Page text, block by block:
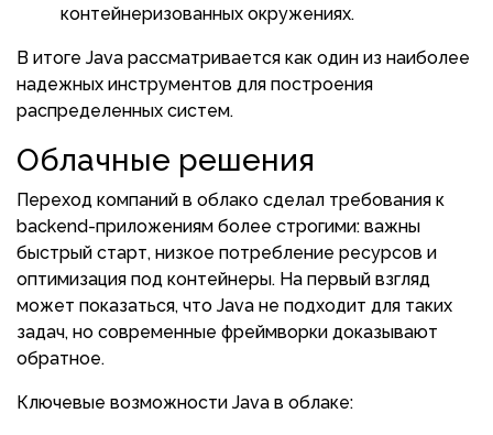
контейнеризованных окружениях.
В итоге Java рассматривается как один из наиболее
надежных инструментов для построения
распределенных систем.
Облачные решения
Переход компаний в облако сделал требования к
backend-приложениям более строгими: важны
быстрый старт, низкое потребление ресурсов и
оптимизация под контейнеры. На первый взгляд
может показаться, что Java не подходит для таких
задач, но современные фреймворки доказывают
обратное.
Ключевые возможности Java в облаке: